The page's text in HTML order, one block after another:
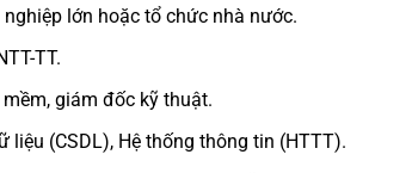
lớn hoặc tổ chức nhà nước.
TT.
giám đốc kỹ thuật.
liệu (CSDL), Hệ thống thông tin (HTTT).